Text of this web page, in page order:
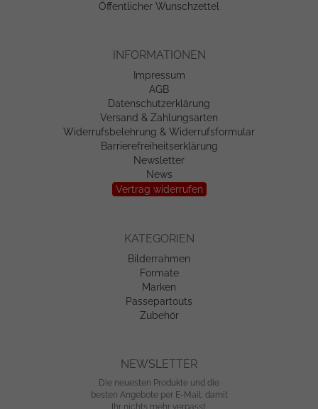
Öffentlicher Wunschzettel
INFORMATIONEN
Impressum
AGB
Datenschutzerklärung
Versand & Zahlungsarten
Widerrufsbelehrung & Widerrufsformular
Barrierefreiheitserklärung
Newsletter
News
Vertrag widerrufen
KATEGORIEN
Bilderrahmen
Formate
Marken
Passepartouts
Zubehör
NEWSLETTER
Die neuesten Produkte und die
besten Angebote per E-Mail, damit